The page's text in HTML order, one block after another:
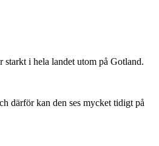
i hela landet utom på Gotland.
därför kan den ses mycket tidigt på